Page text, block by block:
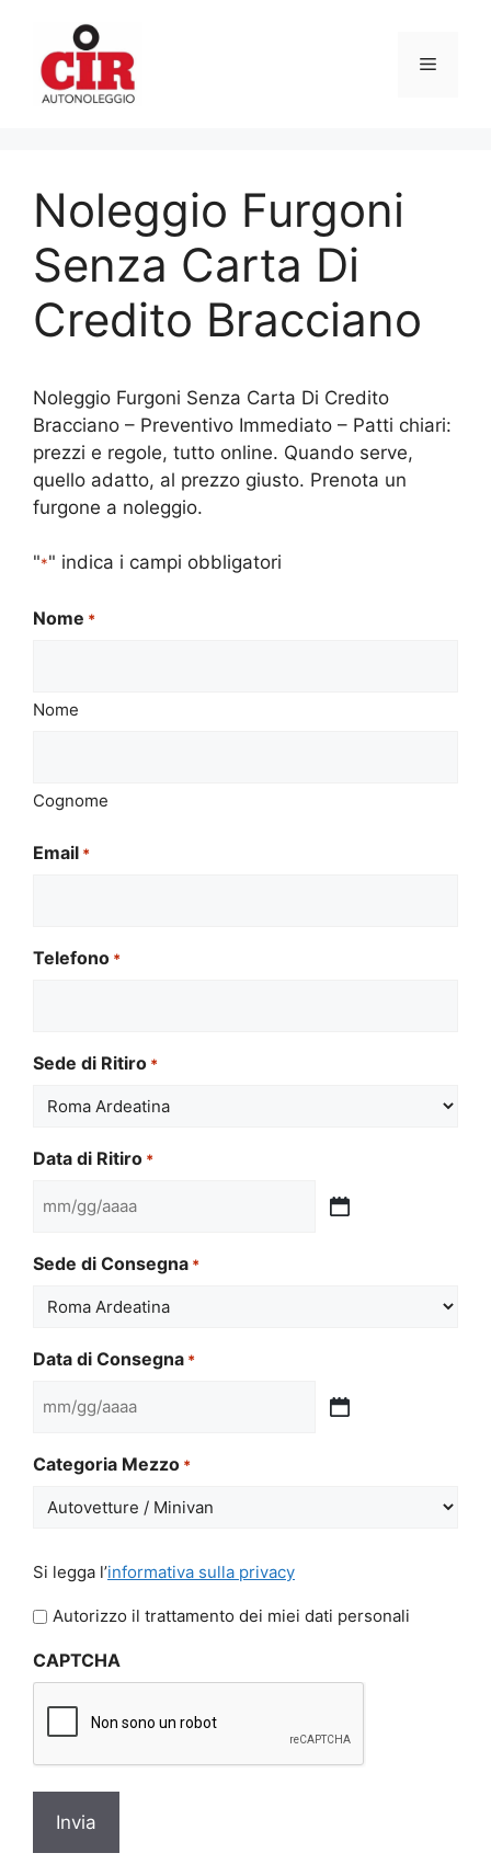
contenuto
Menu
Noleggio Furgoni
Senza Carta Di
Credito Bracciano
Noleggio Furgoni Senza Carta Di Credito
Bracciano – Preventivo Immediato – Patti chiari:
prezzi e regole, tutto online. Quando serve,
quello adatto, al prezzo giusto. Prenota un
furgone a noleggio.
"*" indica i campi obbligatori
Nome *
Nome
Cognome
Email *
Telefono *
Sede di Ritiro *
Data di Ritiro *
MM
GG
slash
Sede di Consegna *
Data di Consegna *
MM
GG
slash
Categoria Mezzo *
legga
l'informativa
privacy
Si legga l’informativa sulla privacy
Autorizzo il trattamento dei miei dati personali
CAPTCHA